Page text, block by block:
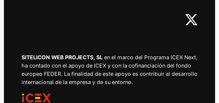
SITELICON WEB PROJECTS, SLen el marco del Programa ICEX Next,
ha contado con el apoyo de ICEX y con la cofinanciación del fondo
europeo FEDER. La finalidad de este apoyo es contribuir al desarrollo
internacional de la empresa y de su entorno.